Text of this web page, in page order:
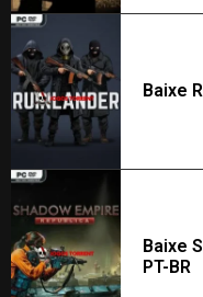
Baixe
Baixe
PT-BR